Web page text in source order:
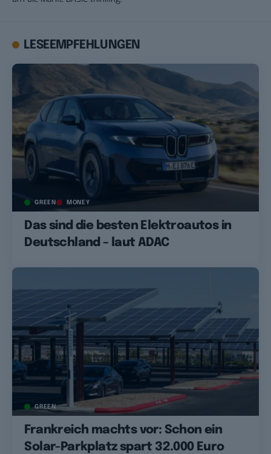
LESEEMPFEHLUNGEN
GREEN MONEY
Das sind die besten Elektroautos in
Deutschland – laut ADAC
GREEN
Frankreich machts vor: Schon ein
Solar-Parkplatz spart 32.000 Euro